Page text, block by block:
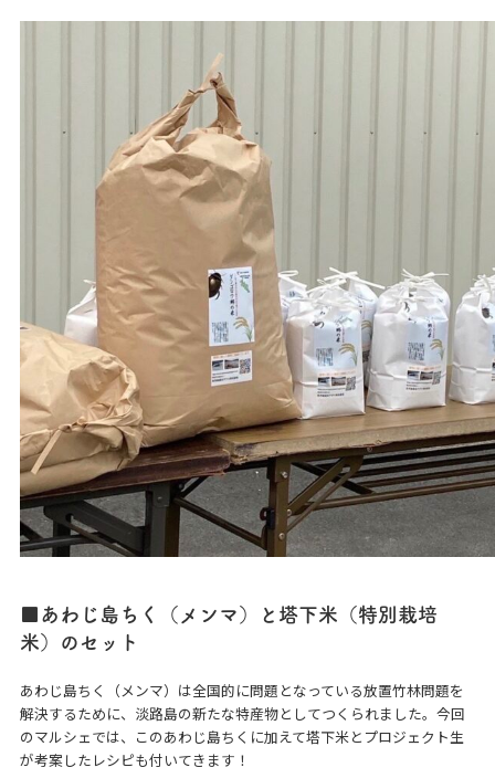
■あわじ島ちく（メンマ）と塔下米（特別栽培
米）のセット
あわじ島ちく（メンマ）は全国的に問題となっている放置竹林問題を
解決するために、淡路島の新たな特産物としてつくられました。今回
のマルシェでは、このあわじ島ちくに加えて塔下米とプロジェクト生
が考案したレシピも付いてきます！